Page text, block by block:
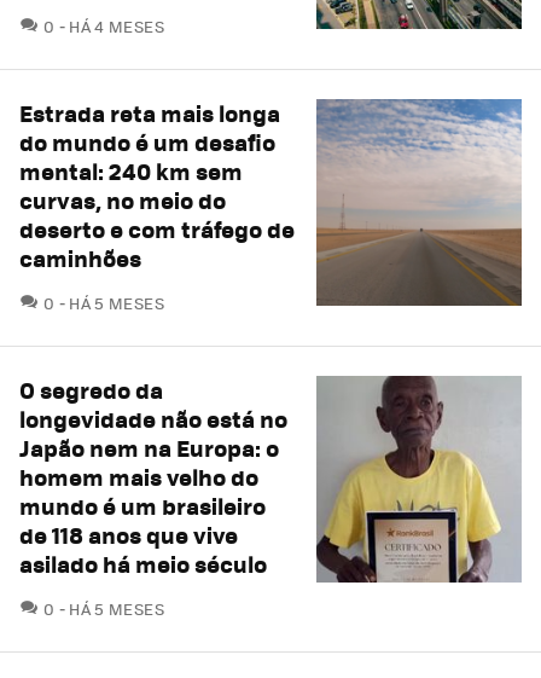
0 COMENTÁRIOS
HÁ 4 MESES
Estrada reta mais longa
do mundo é um desafio
mental: 240 km sem
curvas, no meio do
deserto e com tráfego de
caminhões
0 COMENTÁRIOS
HÁ 5 MESES
O segredo da
longevidade não está no
Japão nem na Europa: o
homem mais velho do
mundo é um brasileiro
de 118 anos que vive
asilado há meio século
0 COMENTÁRIOS
HÁ 5 MESES